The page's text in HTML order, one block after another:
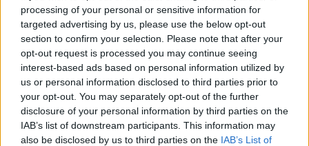
processing of your personal or sensitive information for
targeted advertising by us, please use the below opt-out
section to confirm your selection. Please note that after your
opt-out request is processed you may continue seeing
interest-based ads based on personal information utilized by
us or personal information disclosed to third parties prior to
your opt-out. You may separately opt-out of the further
disclosure of your personal information by third parties on the
IAB’s list of downstream participants. This information may
also be disclosed by us to third parties on the IAB’s List of
ψυγείογια τουλάχιστον 1 ώρα, μέχρι να σφίξουν
καλά.